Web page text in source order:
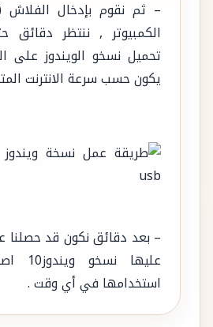
الكمبيوتر , ننتظر دقائق
تحميل نسخو الويندوز على
يكون حسب سرعة الانترنت
استخدامها في أي وقت .